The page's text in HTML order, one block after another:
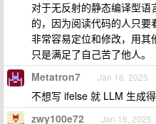
对于无反射的静态编译型
的，因为阅读代码的人只
非常容易定位和修改，用其
只是满足了自己苦了他人。
Metatron7 Jan 16, 2025
不想写 ifelse 就 LLM 生成
zwy100e72 Jan 16, 2025